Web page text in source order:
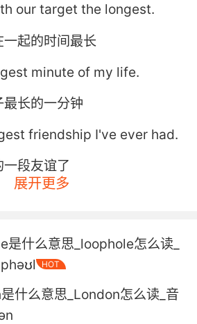
our target the longest.
起的时间最长
minute of my life.
长的一分钟
friendship I've ever had.
段友谊了
been in here, either not for
没过来了
展开更多
是什么意思_loophole怎么读_
HOT
什么意思_London怎么读_音